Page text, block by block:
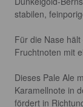
stabilen,
Für die Nase
Fruchtnoten mit
Dieses Pale Ale
Karamellnote in
fördert in